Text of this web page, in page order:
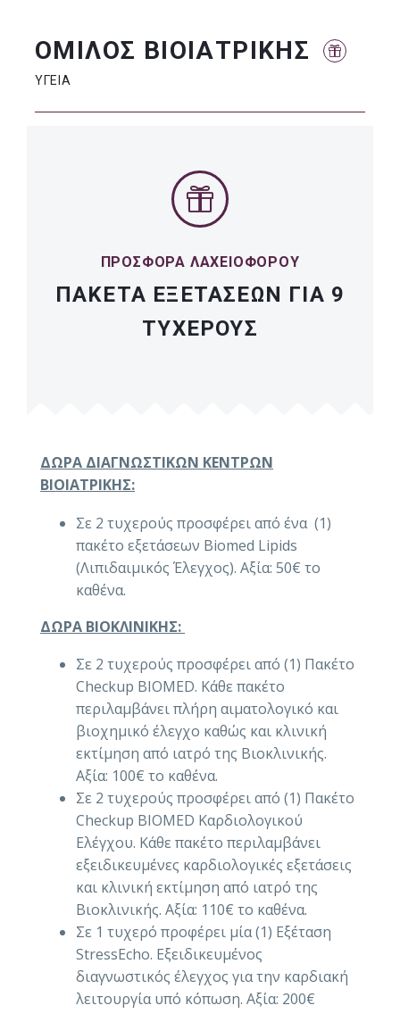
ΟΜΙΛΟΣ ΒΙΟΙΑΤΡΙΚΗΣ
ΥΓΕΙΑ
ΠΡΟΣΦΟΡΑ ΛΑΧΕΙΟΦΟΡΟΥ
ΠΑΚΕΤΑ ΕΞΕΤΑΣΕΩΝ ΓΙΑ 9
ΤΥΧΕΡΟΥΣ
ΔΩΡΑ ΔΙΑΓΝΩΣΤΙΚΩΝ ΚΕΝΤΡΩΝ
ΒΙΟΙΑΤΡΙΚΗΣ:
Σε 2 τυχερούς προσφέρει από ένα (1)
πακέτο εξετάσεων Biomed Lipids
(Λιπιδαιμικός Έλεγχος). Αξία: 50€ το
καθένα.
ΔΩΡΑ ΒΙΟΚΛΙΝΙΚΗΣ:
Σε 2 τυχερούς προσφέρει από (1) Πακέτο
Checkup BIOMED. Κάθε πακέτο
περιλαμβάνει πλήρη αιματολογικό και
βιοχημικό έλεγχο καθώς και κλινική
εκτίμηση από ιατρό της Βιοκλινικής.
Αξία: 100€ το καθένα.
Σε 2 τυχερούς προσφέρει από (1) Πακέτο
Checkup BIOMED Καρδιολογικού
Ελέγχου. Κάθε πακέτο περιλαμβάνει
εξειδικευμένες καρδιολογικές εξετάσεις
και κλινική εκτίμηση από ιατρό της
Βιοκλινικής. Αξία: 110€ το καθένα.
Σε 1 τυχερό προφέρει μία (1) Εξέταση
StressEcho. Εξειδικευμένος
διαγνωστικός έλεγχος για την καρδιακή
λειτουργία υπό κόπωση. Αξία: 200€